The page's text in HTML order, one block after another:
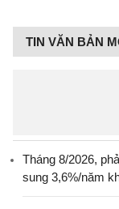
TIN VĂN BẢN
Tháng 8/2026,
sung 3,6%/năm